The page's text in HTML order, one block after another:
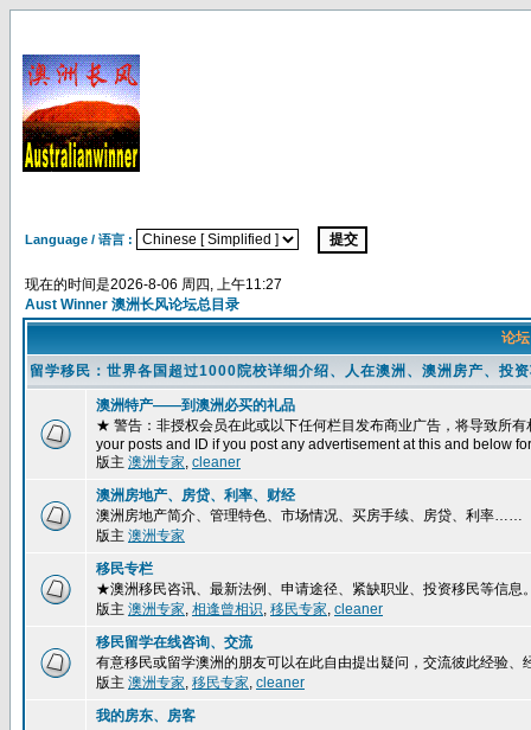
Language / 语言 :
现在的时间是2026-8-06 周四, 上午11:27
Aust Winner 澳洲长风论坛总目录
论
留学移民：世界各国超过1000院校详细介绍、人在澳洲、澳洲房产、
澳洲特产——到澳洲必买的礼品
★ 警告：非授权会员在此或以下任何栏目发布商业广告，将导致所
your posts and ID if you post any advertisement at this and below
版主 澳洲专家, cleaner
澳洲房地产、房贷、利率、财经
澳洲房地产简介、管理特色、市场情况、买房手续、房贷、利率……
版主 澳洲专家
移民专栏
★澳洲移民咨讯、最新法例、申请途径、紧缺职业、投资移民等信息
版主 澳洲专家, 相逢曾相识, 移民专家, cleaner
移民留学在线咨询、交流
有意移民或留学澳洲的朋友可以在此自由提出疑问，交流彼此经验、
版主 澳洲专家, 移民专家, cleaner
我的房东、房客